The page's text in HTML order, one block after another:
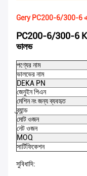
Gery PC200-6/300-6
PC200-6/300-6
ভালভ
পণ্যের নাম
ভালভের নাম
DEKA PN
জেনুইন পিএন
মেশিন নং জন্য ব্যবহৃত
ব্র্যান্ড
মোট ওজন
নেট ওজন
MOQ
সার্টিফিকেশন
সুবিধাদি: